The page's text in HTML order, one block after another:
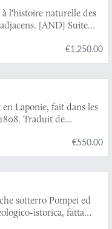
l'histoire naturelle des
[AND] Suite
€1,250.00
en Laponie, fait dans les
Traduit de
de Humboldt. Suivi
Buch, sur la limite des
€550.00
sotterro Pompei ed
istorica, fatta